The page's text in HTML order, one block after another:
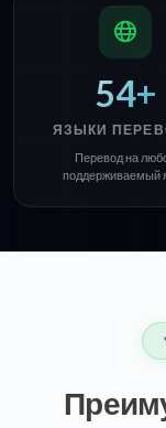
54+
ЯЗЫКИ
Перевод на
поддерживаемый